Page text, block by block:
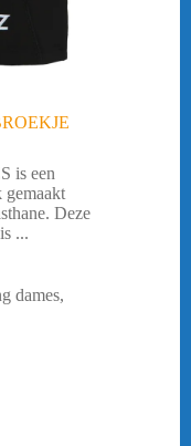
is een
gemaakt
Deze
...
dames,